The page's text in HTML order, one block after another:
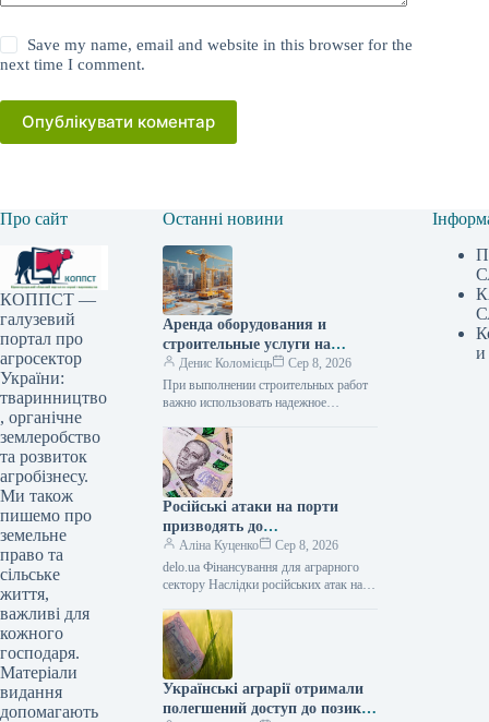
Save my name, email and website in this browser for the
next time I comment.
Опублікувати коментар
Про сайт
КОППСТ —
галузевий
портал про
агросектор
України:
тваринництво
, органічне
землеробство
та розвиток
агробізнесу.
Ми також
пишемо про
земельне
право та
сільське
життя,
важливі для
кожного
господаря.
Матеріали
видання
допомагають
Останні новини
Аренда оборудования и
строительные услуги на
Lunbix
Денис Коломієць
Сер 8, 2026
При выполнении строительных работ
важно использовать надежное
опытными специалистами. Именно
поэтому многие заказчики выбирают
маркетплейс Lunbix,…
Російські атаки на порти
призводять до
багатомільярдних збитків для
України: один удар сягає 30
мільйонів доларів —
Аліна Куценко
Сер 8, 2026
delo.ua Фінансування для аграрного
сектору Наслідки російських атак на
можуть сягати прямих збитків у
десятки мільйонів доларів.…
Українські аграрії отримали
полегшений доступ до позик
и